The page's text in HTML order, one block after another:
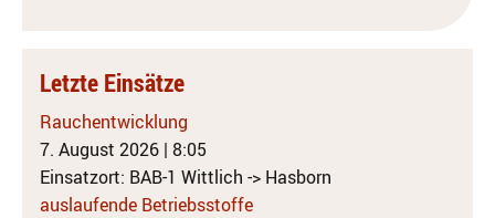
Letzte Einsätze
Rauchentwicklung
7. August 2026 | 8:05
Einsatzort: BAB-1 Wittlich -> Hasborn
auslaufende Betriebsstoffe